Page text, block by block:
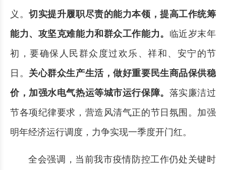
义。切实提升履职尽责的能力本领，提高工作统筹
能力、攻坚克难能力和群众工作能力。 临近岁末年
初，要确保人民群众度过欢乐、祥和、安宁的节
日。 关心群众生产生活，做好重要民生商品保供稳
价，加强水电气热运等城市运行保障。 落实廉洁过
节各项纪律要求，营造风清气正的节日氛围。加强
明年经济运行调度，力争实现一季度开门红。
全会强调，当前我市疫情防控工作仍处关键时